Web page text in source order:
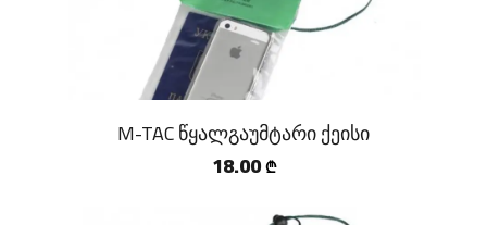
M-TAC წყალგაუმტარი ქეისი
18.00 ₾